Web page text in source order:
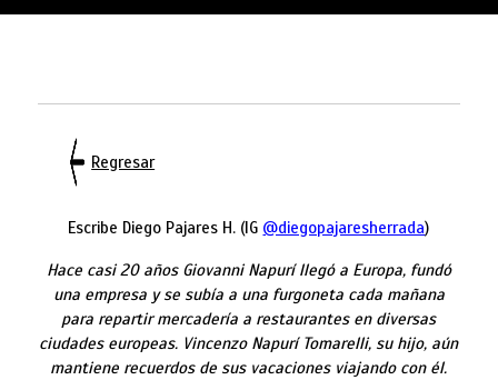
Regresar
Escribe Diego Pajares H. (IG @diegopajaresherrada)
Hace casi 20 años Giovanni Napurí llegó a Europa, fundó
una empresa y se subía a una furgoneta cada mañana
para repartir mercadería a restaurantes en diversas
ciudades europeas. Vincenzo Napurí Tomarelli, su hijo, aún
mantiene recuerdos de sus vacaciones viajando con él.